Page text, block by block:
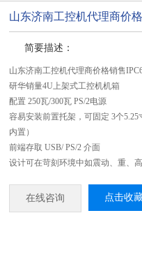
山东济南工控机代理商价
简要描述：
山东济南工控机代理商价格销售
研华销量4U上架式工控机机箱
配置 250瓦/300瓦 PS/2电源
容易安装前置托架，可固定 3个5.25
内置）
前端存取 USB/ PS/2 介面
设计可在苛刻环境中如震动、重、
在线咨询 点击收